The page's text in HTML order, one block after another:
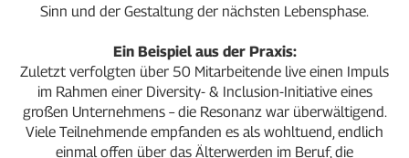
Sinn und der Gestaltung der nächsten Lebensphase.
Ein Beispiel aus der Praxis:
Zuletzt verfolgten über 50 Mitarbeitende live einen Impuls
im Rahmen einer Diversity- & Inclusion-Initiative eines
großen Unternehmens – die Resonanz war überwältigend.
Viele Teilnehmende empfanden es als wohltuend, endlich
einmal offen über das Älterwerden im Beruf, die